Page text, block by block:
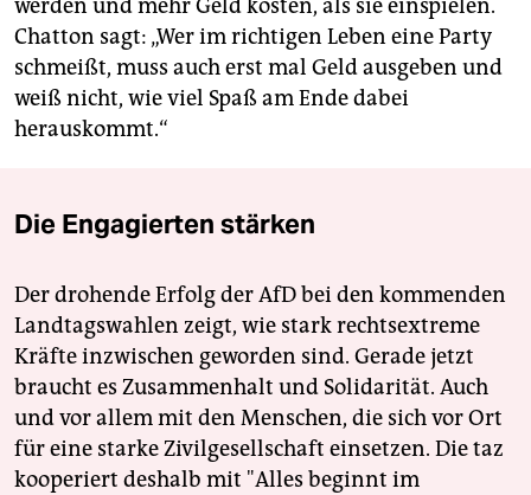
werden und mehr Geld kosten, als sie einspielen.
Chatton sagt: „Wer im richtigen Leben eine Party
schmeißt, muss auch erst mal Geld ausgeben und
weiß nicht, wie viel Spaß am Ende dabei
herauskommt.“
Die Engagierten stärken
Der drohende Erfolg der AfD bei den kommenden
Landtagswahlen zeigt, wie stark rechtsextreme
Kräfte inzwischen geworden sind. Gerade jetzt
braucht es Zusammenhalt und Solidarität. Auch
und vor allem mit den Menschen, die sich vor Ort
für eine starke Zivilgesellschaft einsetzen. Die taz
kooperiert deshalb mit "Alles beginnt im